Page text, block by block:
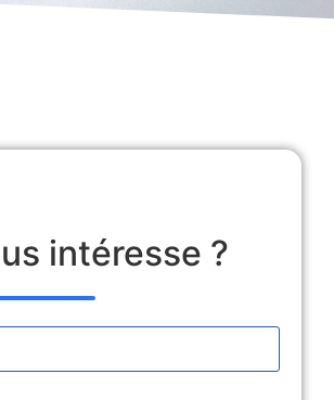
intéresse ?